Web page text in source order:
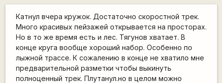
Катнул вчера кружок. Достаточно скоростной трек.
Много красивых пейзажей открывается на просторах.
Но в то же время есть и лес. Тягунов хватает. В
конце круга вообще хороший набор. Особенно по
лыжной трассе. К сожалению в конце не хватило мне
предварительной разметки чтобы выкинуть
полноценный трек. Плутанул.но в целом можно